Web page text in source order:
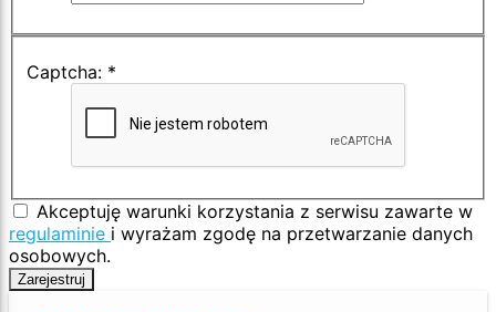
Captcha: *
Akceptuję warunki korzystania z serwisu zawarte w
regulaminie i wyrażam zgodę na przetwarzanie danych
osobowych.
Zarejestruj